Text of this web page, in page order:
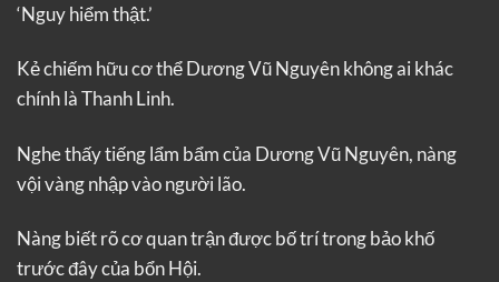
‘Nguy hiểm thật.’
Kẻ chiếm hữu cơ thể Dương Vũ Nguyên không ai khác
chính là Thanh Linh.
Nghe thấy tiếng lẩm bẩm của Dương Vũ Nguyên, nàng
vội vàng nhập vào người lão.
Nàng biết rõ cơ quan trận được bố trí trong bảo khố
trước đây của bổn Hội.